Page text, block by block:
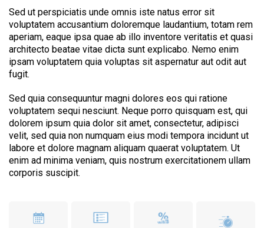
Sed ut perspiciatis unde omnis iste natus error sit
voluptatem accusantium doloremque laudantium, totam rem
aperiam, eaque ipsa quae ab illo inventore veritatis et quasi
architecto beatae vitae dicta sunt explicabo. Nemo enim
ipsam voluptatem quia voluptas sit aspernatur aut odit aut
fugit.
Sed quia consequuntur magni dolores eos qui ratione
voluptatem sequi nesciunt. Neque porro quisquam est, qui
dolorem ipsum quia dolor sit amet, consectetur, adipisci
velit, sed quia non numquam eius modi tempora incidunt ut
labore et dolore magnam aliquam quaerat voluptatem. Ut
enim ad minima veniam, quis nostrum exercitationem ullam
corporis suscipit.